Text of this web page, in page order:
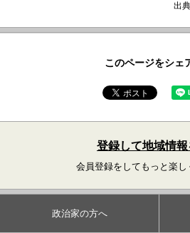
出典
このページをシェ
登録して地域情
会員登録をしてもっと楽し
政治家の方へ